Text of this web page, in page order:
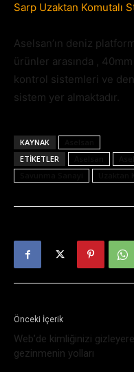
Sarp Uzaktan Komutalı
Aselsan’ın deniz
ürünler arasında ,
kontrol sistemleri ve
sistem yer almaktadır.
KAYNAK
ETIKETLER
Önceki İçerik
Web’de kimliğinizi
gezinmenin yolları